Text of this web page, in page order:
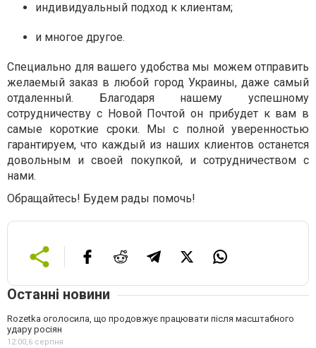
индивидуальный подход к клиентам;
и многое другое.
Специально для вашего удобства мы можем отправить
желаемый заказ в любой город Украины, даже самый
отдаленный. Благодаря нашему успешному
сотрудничеству с Новой Почтой он прибудет к вам в
самые короткие сроки. Мы с полной уверенностью
гарантируем, что каждый из наших клиентов останется
довольным и своей покупкой, и сотрудничеством с
нами.
Обращайтесь! Будем рады помочь!
Останні новини
Rozetka оголосила, що продовжує працювати після масштабного
удару росіян
12:00,6 серпня